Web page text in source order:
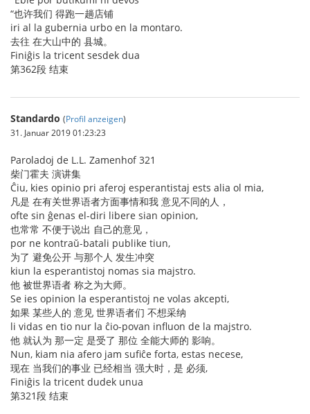
“也许我们 得跑一趟店铺
iri al la gubernia urbo en la montaro.
去往 在大山中的 县城。
Finiĝis la tricent sesdek dua
第362段 结束
Standardo (Profil anzeigen)
31. Januar 2019 01:23:23
Paroladoj de L.L. Zamenhof 321
柴门霍夫 演讲集
Ĉiu, kies opinio pri aferoj esperantistaj ests alia ol mia,
凡是 在有关世界语者方面事情和我 意见不同的人，
ofte sin ĝenas el-diri libere sian opinion,
也常常 不便于说出 自己的意见，
por ne kontraŭ-batali publike tiun,
为了 避免公开 与那个人 发生冲突
kiun la esperantistoj nomas sia majstro.
他 被世界语者 称之为大师。
Se ies opinion la esperantistoj ne volas akcepti,
如果 某些人的 意见 世界语者们 不想采纳
li vidas en tio nur la ĉio-povan influon de la majstro.
他 就认为 那一定 是受了 那位 全能大师的 影响。
Nun, kiam nia afero jam sufiĉe forta, estas necese,
现在 当我们的事业 已经相当 强大时，是 必须,
Finiĝis la tricent dudek unua
第321段 结束